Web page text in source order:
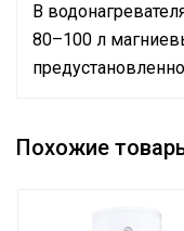
В
80–100 л
Масса товара с
Макс. температура
Похожие